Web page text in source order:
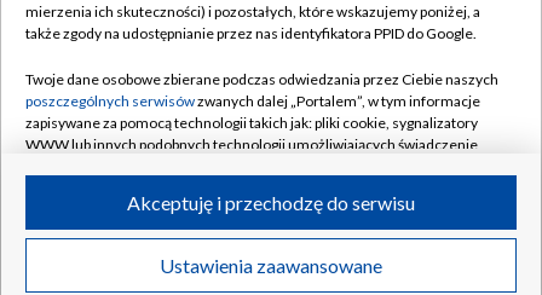
Naziemna Telewizja Cyfrowa
Rada Programowa
System NOS
Informacje o nadawcy
Program dla prasy
Pomoc
Kontakt
Kanały
©2026 Telewizja Polska S.A. w likwidacji
mierzenia ich skuteczności) i pozostałych, które wskazujemy poniżej, a
także zgody na udostępnianie przez nas identyfikatora PPID do Google.
Twoje dane osobowe zbierane podczas odwiedzania przez Ciebie naszych
poszczególnych serwisówzwanych dalej „Portalem”, w tym informacje
zapisywane za pomocą technologii takich jak: pliki cookie, sygnalizatory
WWW lub innych podobnych technologii umożliwiających świadczenie
ruchu w Internecie.
Twoje dane osobowe zbierane podczas odwiedzania przez Ciebie
poszczególnych serwisówna Portalu, takie jak adresy IP, identyfikatory
Ustawienia zaawansowane
Akceptuję i przechodzę do serwisu